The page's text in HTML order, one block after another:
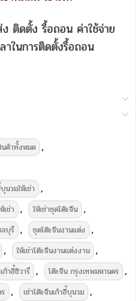
ง ติดตั้ง รื้อถอน ค่าใช้จ่าย
าในการติดตั้งรื้อถอน
นค้าทั้งหมด ,
นวมให้เช่า ,
เช่า , ให้เช่าชุดโต๊ะจีน ,
บุรี , ชุดโต๊ะจีนงานแต่ง ,
, ให้เช่าโต๊ะจีนงานแต่งงาน ,
ก้าอี้ชิวารี , โต๊ะจีน กรุงเทพมหานคร ,
, เช่าโต๊ะจีนเก้าอี้บุนวม ,